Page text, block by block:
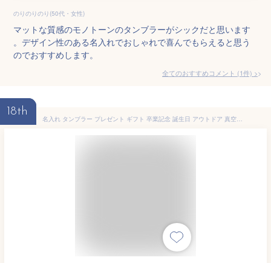
のりのりのり(50代・女性)
マットな質感のモノトーンのタンブラーがシックだと思います
。デザイン性のある名入れでおしゃれで喜んでもらえると思う
のでおすすめします。
全てのおすすめコメント (1件) >
18th
名入れ タンブラー プレゼント ギフト 卒業記念 誕生日 アウトドア 真空断熱 千鳥 クラシック カラー タンブラー 350ml ネイビー 桐箱入